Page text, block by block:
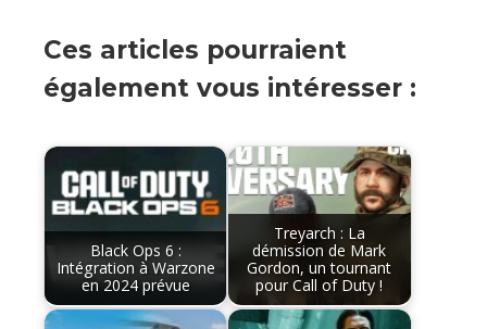
Ces articles pourraient
également vous intéresser :
Black Ops 6 :
Intégration à Warzone
en 2024 prévue
Treyarch : La
démission de Mark
Gordon, un tournant
pour Call of Duty !